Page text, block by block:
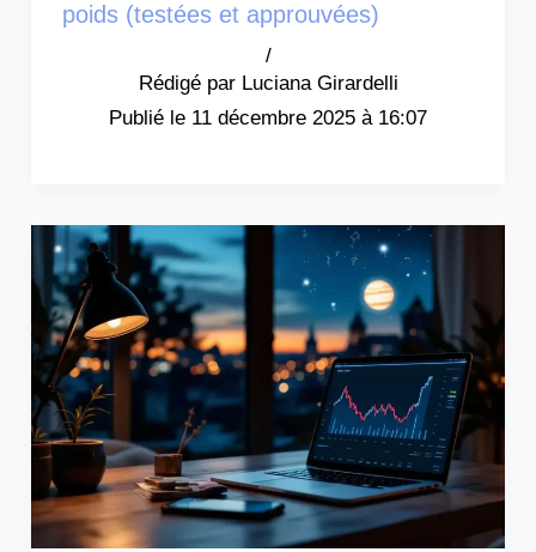
poids (testées et approuvées)
Luciana Girardelli
/
11 décembre 2025 à 16:07